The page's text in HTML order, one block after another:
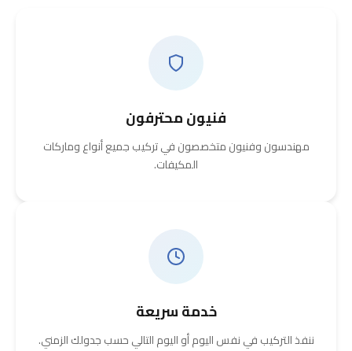
فنيون محترفون
مهندسون وفنيون متخصصون في تركيب جميع أنواع وماركات
المكيفات.
خدمة سريعة
ننفذ التركيب في نفس اليوم أو اليوم التالي حسب جدولك الزمني.